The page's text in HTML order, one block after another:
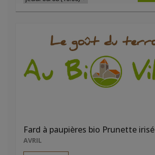
Fard à paupières bio Prunette irisé
AVRIL